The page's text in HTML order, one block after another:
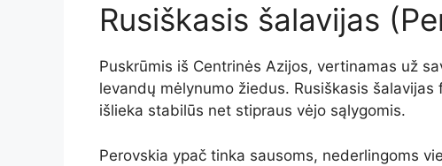
Rusiškasis šalavijas
Puskrūmis iš Centrinės Azijos, vertinamas už
levandų mėlynumo žiedus. Rusiškasis
išlieka stabilūs net stipraus vėjo sąlygomis.
Perovskia ypač tinka sausoms, nederlingoms